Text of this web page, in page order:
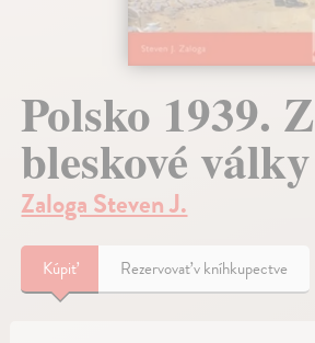
Polsko 1939.
bleskové války
Zaloga Steven J.
Kúpiť Rezervovať v kníhkupectve